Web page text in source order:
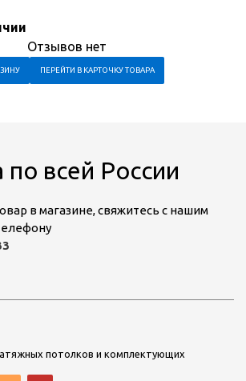
Отзывов нет
ПЕРЕЙТИ В КАРТОЧКУ ТОВАРА
по всей России
в магазине, свяжитесь с нашим
потолков и комплектующих